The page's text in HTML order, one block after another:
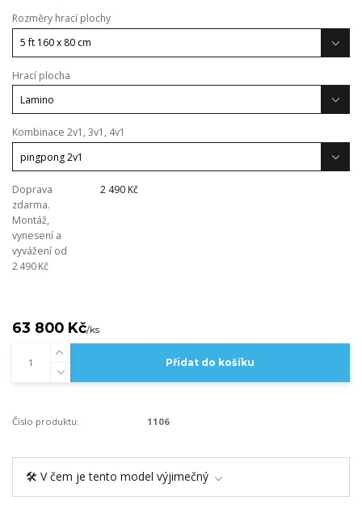
Rozměry hrací plochy
Hrací plocha
Kombinace 2v1, 3v1, 4v1
Doprava
zdarma.
Montáž,
vynesení a
vyvážení od
2 490 Kč
2 490 Kč
63 800 Kč/ks
Přidat do košíku
Číslo produktu: 1106
🛠️ V čem je tento model výjimečný